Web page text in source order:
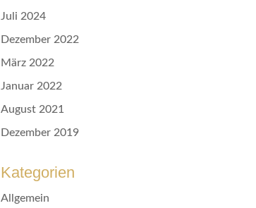
Juli 2024
Dezember 2022
März 2022
Januar 2022
August 2021
Dezember 2019
Kategorien
Allgemein